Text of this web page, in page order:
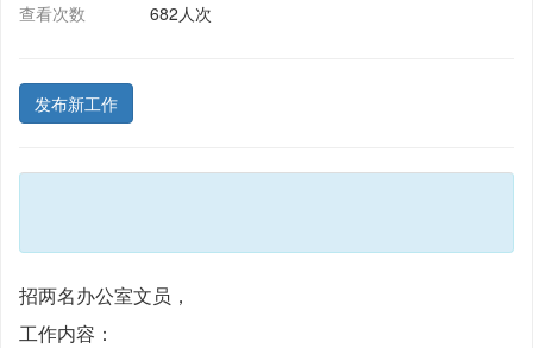
查看次数
682人次
发布新工作
招两名办公室文员，
工作内容：